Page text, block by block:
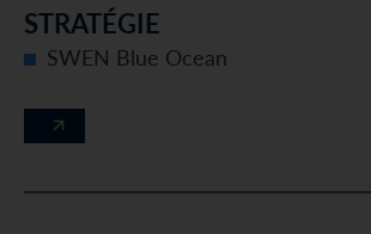
STRATÉGIE
SWEN Blue Ocean